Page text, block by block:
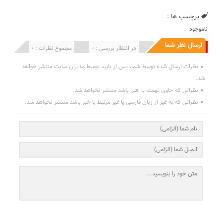
برچسب ها :
ناموجود
ارسال نظر شما مجموع نظرات : 0 در انتظار بررسی : 0 انتشار یافته : 0
نظرات ارسال شده توسط شما، پس از تایید توسط مدیران سایت منتشر خواهد
شد.
نظراتی که حاوی تهمت یا افترا باشد منتشر نخواهد شد.
نظراتی که به غیر از زبان فارسی یا غیر مرتبط با خبر باشد منتشر نخواهد شد.